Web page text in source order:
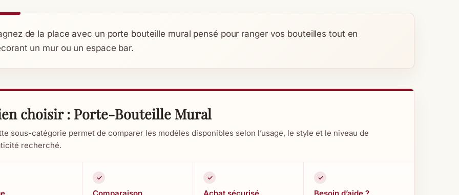
de la place avec un porte bouteille mural pensé pour ranger vos bouteilles tout en
un mur ou un espace bar.
choisir : Porte-Bouteille Mural
sous-catégorie permet de comparer les modèles disponibles selon l’usage, le style et le niveau de
recherché.